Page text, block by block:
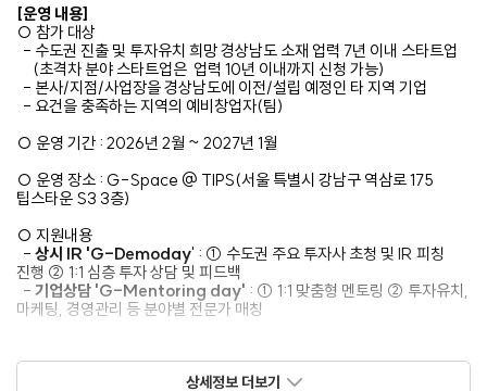
[운영 내용]
○ 참가 대상
- 수도권 진출 및 투자유치 희망 경상남도 소재 업력 7년 이내 스타트업
(초격차 분야 스타트업은 업력 10년 이내까지 신청 가능)
- 본사/지점/사업장을 경상남도에 이전/설립 예정인 타 지역 기업
- 요건을 충족하는 지역의 예비창업자(팀)
○ 운영 기간 : 2026년 2월 ~ 2027년 1월
○ 운영 장소 : G-Space @ TIPS(서울 특별시 강남구 역삼로 175
팁스타운 S3 3층)
○ 지원내용
- 상시 IR 'G-Demoday' : ① 수도권 주요 투자사 초청 및 IR 피칭
진행 ② 1:1 심층 투자 상담 및 피드백
- 기업상담 'G-Mentoring day' : ① 1:1 맞춤형 멘토링 ② 투자유치,
마케팅, 경영관리 등 분야별 전문가 매칭
https://forms.gle/aETTFauS9p2T9Q45A
)신청확인 및 일정안내전문가 매칭G-Demoday&G-Mentoring day
상세정보 더보기